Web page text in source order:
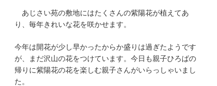
あじさい苑の敷地にはたくさんの紫陽花が植えてあ
り、毎年きれいな花を咲かせます。
今年は開花が少し早かったからか盛りは過ぎたようです
が、まだ沢山の花をつけています。今日も親子ひろばの
帰りに紫陽花の花を楽しむ親子さんがいらっしゃいまし
た。